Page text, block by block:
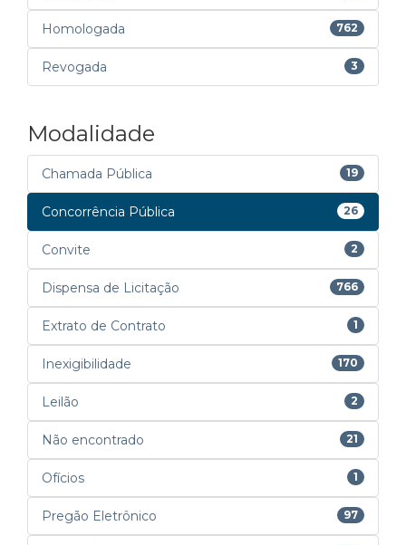
Homologada 762
Revogada 3
Modalidade
Chamada Pública 19
Concorrência Pública 26
Convite 2
Dispensa de Licitação 766
Extrato de Contrato 1
Inexigibilidade 170
Leilão 2
Não encontrado 21
Ofícios 1
Pregão Eletrônico 97